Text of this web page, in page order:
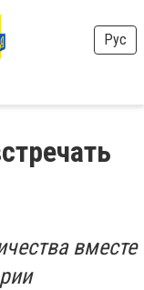
Рус
вместе